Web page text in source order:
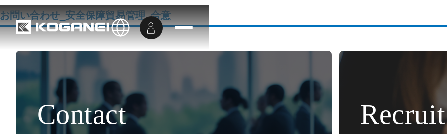
お問い合わせ_安全保障貿易管理_合意
Contact Recruit